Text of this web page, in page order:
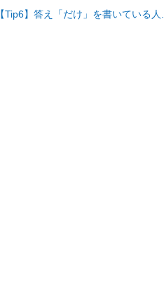
【Tip6】答え「だけ」を書いている人